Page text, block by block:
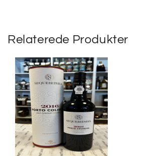
Relaterede Produkter